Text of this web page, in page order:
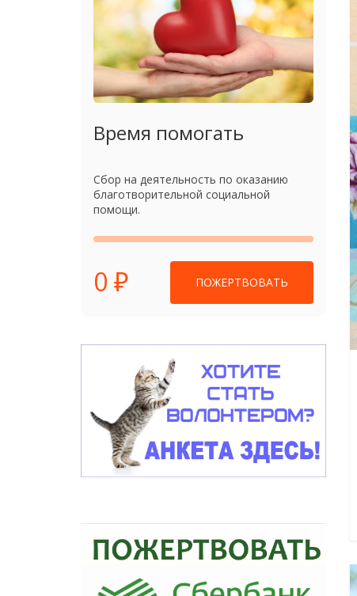
Время помогать
Сбор на деятельность по оказанию
благотворительной социальной
помощи.
0 ₽ ПОЖЕРТВОВАТЬ